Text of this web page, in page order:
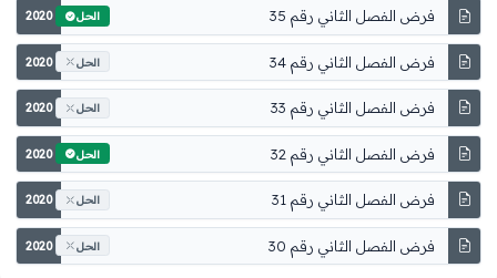
فرض الفصل الثاني رقم 35 2020 الحل
فرض الفصل الثاني رقم 34 2020 الحل
فرض الفصل الثاني رقم 33 2020 الحل
فرض الفصل الثاني رقم 32 2020 الحل
فرض الفصل الثاني رقم 31 2020 الحل
فرض الفصل الثاني رقم 30 2020 الحل